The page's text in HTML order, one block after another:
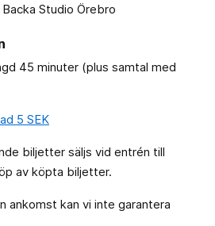
Studio Örebro
45 minuter (plus samtal med
5 SEK
biljetter säljs vid entrén till
av köpta biljetter.
ankomst kan vi inte garantera